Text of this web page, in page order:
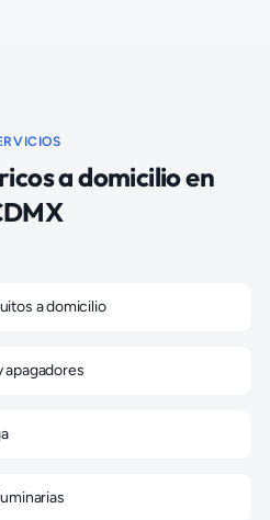
a domicilio en
a domicilio
apagadores